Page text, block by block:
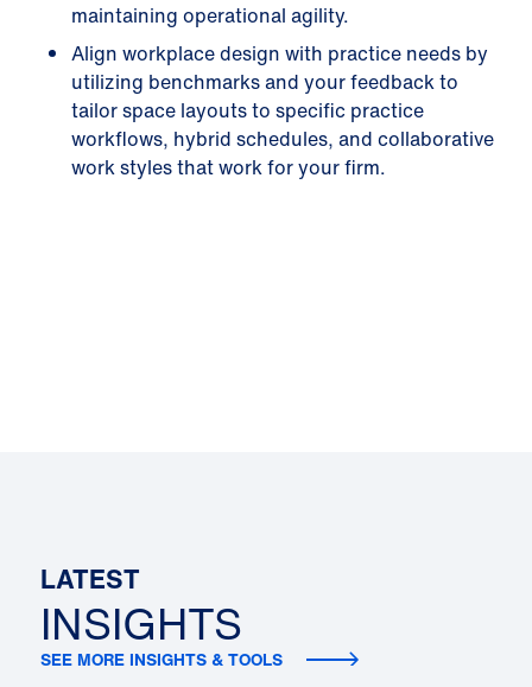
maintaining operational agility.
Align workplace design with practice needs by
utilizing benchmarks and your feedback to
tailor space layouts to specific practice
workflows, hybrid schedules, and collaborative
work styles that work for your firm.
LATEST
INSIGHTS
SEE MORE INSIGHTS & TOOLS